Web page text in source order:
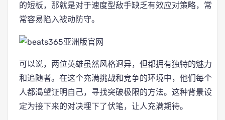
的短板，那就是对于速度型敌手缺乏有效应对策略，常
常容易陷入被动防守。
可以说，两位英雄虽然风格迥异，但都拥有独特的魅力
和追随者。在这个充满挑战和竞争的环境中，他们每个
人都渴望证明自己，寻找突破极限的方法。这种背景设
定为接下来的对决埋下了伏笔，让人充满期待。